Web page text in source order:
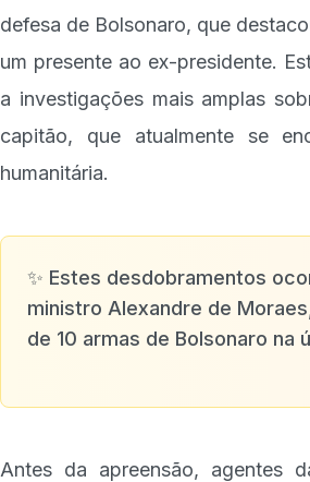
defesa de Bolsonaro, que
um presente ao ex-presidente.
a investigações mais amplas
capitão, que atualmente se
humanitária.
✨ Estes desdobramentos
ministro Alexandre de
de 10 armas de Bolsonaro
Antes da apreensão, agentes